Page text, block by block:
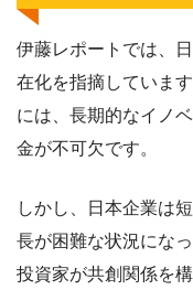
伊藤レポートでは、
在化を指摘していま
には、長期的なイノ
金が不可欠です。
しかし、日本企業は
長が困難な状況にな
投資家が共創関係を